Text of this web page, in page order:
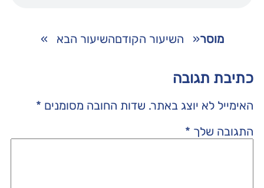
מוסר« השיעור הקודםהשיעור הבא »
כתיבת תגובה
האימייל לא יוצג באתר. שדות החובה מסומנים *
התגובה שלך *